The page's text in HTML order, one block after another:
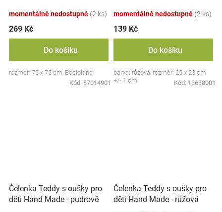
momentálně nedostupné (2 ks)
269 Kč
Do košíku
rozměr: 75 x 75 cm, Bocioland
Kód: 87014901
momentálně nedostupné (2 ks)
139 Kč
Do košíku
barva: růžová, rozměr: 25 x 23 cm
+/- 1 cm
Kód: 13638001
Čelenka Teddy s oušky pro
děti Hand Made - pudrově
Čelenka Teddy s oušky pro
děti Hand Made - růžová